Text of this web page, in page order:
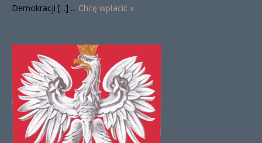
Demokracji [...] ... Chcę wpłacić »